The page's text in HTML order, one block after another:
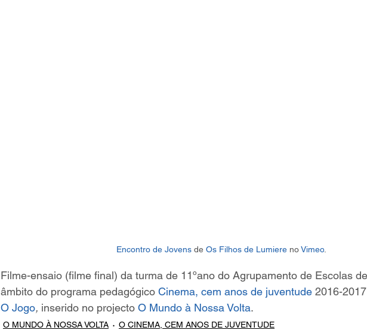
Encontro de Jovens de Os Filhos de Lumiere no Vimeo.
Filme-ensaio (filme final) da turma de 11ºano do Agrupamento de Escolas
âmbito do programa pedagógico Cinema, cem anos de juventude 2016-
O Jogo, inserido no projecto O Mundo à Nossa Volta.
O MUNDO À NOSSA VOLTA O CINEMA, CEM ANOS DE JUVENTUDE